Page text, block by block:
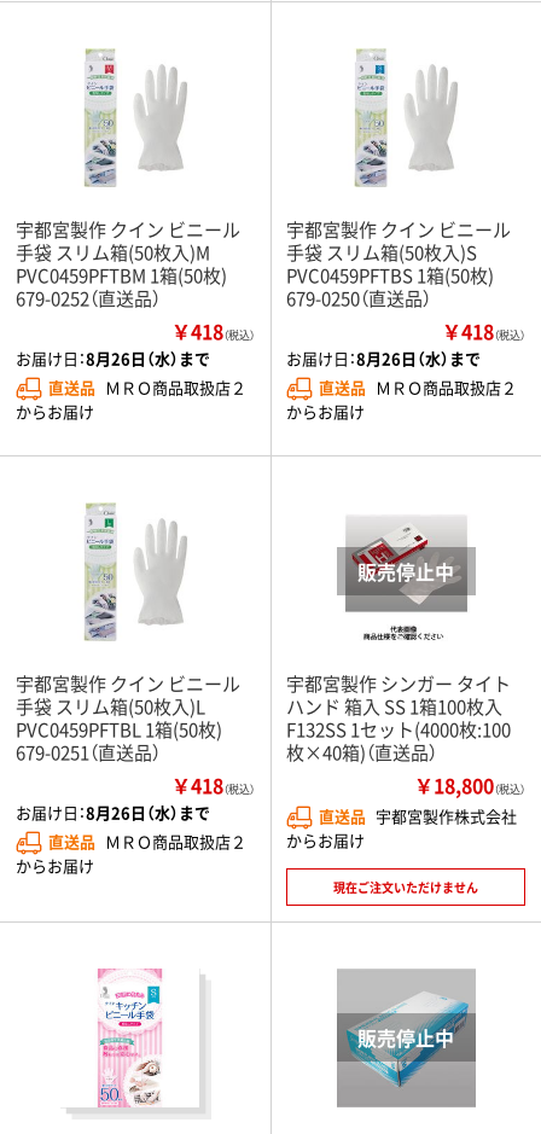
宇都宮製作 クイン ビニール
手袋 スリム箱(50枚入)M
PVC0459PFTBM 1箱(50枚)
679-0252（直送品）
￥418（税込）
お届け日：8月26日（水）まで
直送品 ＭＲＯ商品取扱店２
からお届け
宇都宮製作 クイン ビニール
手袋 スリム箱(50枚入)S
PVC0459PFTBS 1箱(50枚)
679-0250（直送品）
￥418（税込）
お届け日：8月26日（水）まで
直送品 ＭＲＯ商品取扱店２
からお届け
宇都宮製作 クイン ビニール
手袋 スリム箱(50枚入)L
PVC0459PFTBL 1箱(50枚)
679-0251（直送品）
￥418（税込）
お届け日：8月26日（水）まで
直送品 ＭＲＯ商品取扱店２
からお届け
宇都宮製作 シンガー タイト
ハンド 箱入 SS 1箱100枚入
F132SS 1セット(4000枚:100
枚×40箱)（直送品）
￥18,800（税込）
直送品 宇都宮製作株式会社
からお届け
現在ご注文いただけません